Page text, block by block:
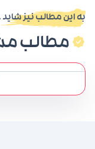
به این مطالب نیز
مطالب